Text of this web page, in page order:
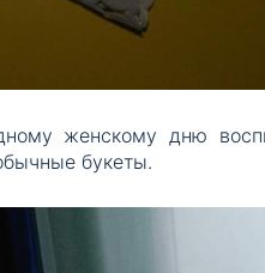
женскому дню
букеты.